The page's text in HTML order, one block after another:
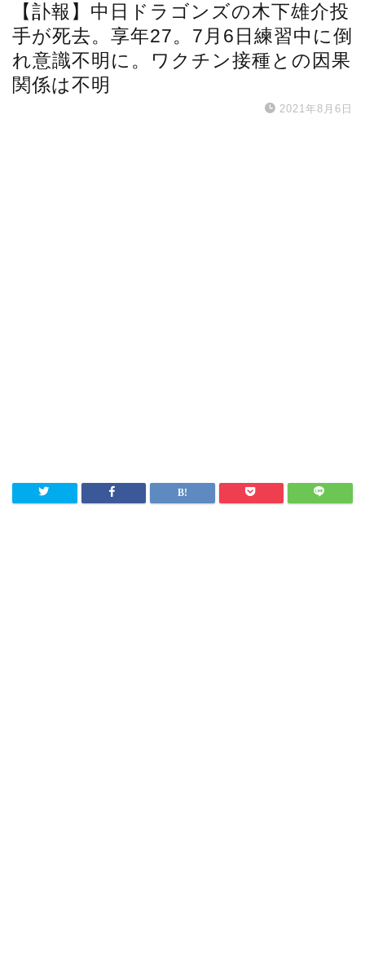
【訃報】中日ドラゴンズの木下雄介投
手が死去。享年27。7月6日練習中に倒
れ意識不明に。ワクチン接種との因果
関係は不明
2021年8月6日